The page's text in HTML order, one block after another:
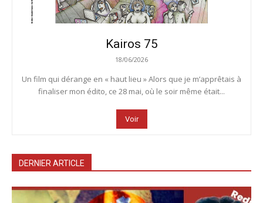
Kairos 75
18/06/2026
Un film qui dérange en « haut lieu » Alors que je m’apprêtais à
finaliser mon édito, ce 28 mai, où le soir même était...
Voir
DERNIER ARTICLE